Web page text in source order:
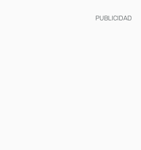
PUBLICIDAD